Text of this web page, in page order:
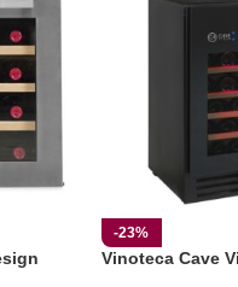
-23%
Vinoteca Cave